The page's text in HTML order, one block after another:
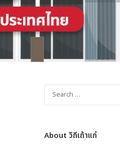
About วิถีเถ้าแก่